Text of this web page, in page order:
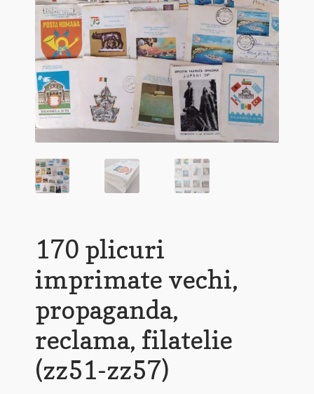
170 plicuri
imprimate vechi,
propaganda,
reclama, filatelie
(zz51-zz57)